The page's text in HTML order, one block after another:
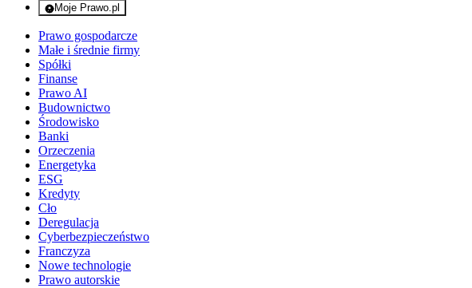
Moje Prawo.pl
- rejestracja i logowanie do serwisu
Prawo gospodarcze
Małe i średnie firmy
Spółki
Finanse
Prawo AI
Budownictwo
Środowisko
Banki
Orzeczenia
Energetyka
ESG
Kredyty
Cło
Deregulacja
Cyberbezpieczeństwo
Franczyza
Nowe technologie
Prawo autorskie